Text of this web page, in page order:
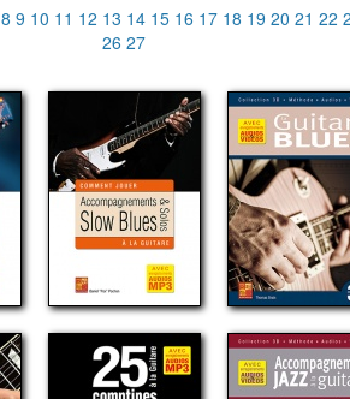
8 9 10 11 12 13 14 15 16 17 18 19 20 21 22
26 27